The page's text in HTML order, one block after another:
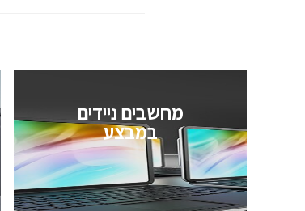
מחשבים ניידים
במבצע